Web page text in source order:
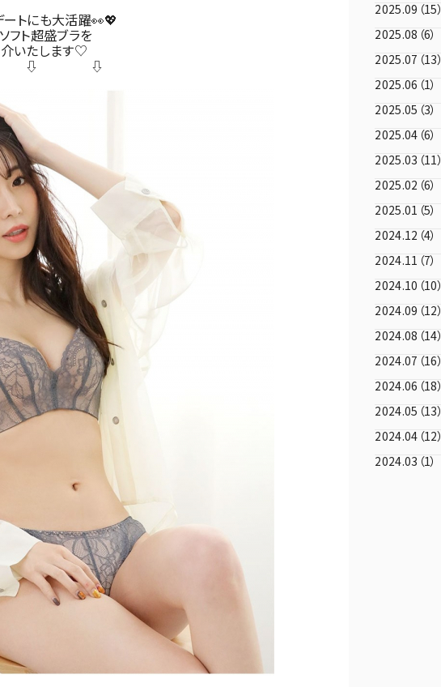
ートにも大活躍👀💖
フト超盛ブラを
いたします♡
⇩ ⇩
2025.09（15）
2025.08（6）
2025.07（13）
2025.06（1）
2025.05（3）
2025.04（6）
2025.03（11）
2025.02（6）
2025.01（5）
2024.12（4）
2024.11（7）
2024.10（10）
2024.09（12）
2024.08（14）
2024.07（16）
2024.06（18）
2024.05（13）
2024.04（12）
2024.03（1）